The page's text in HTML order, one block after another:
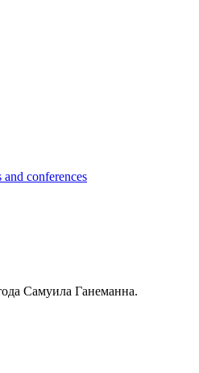
conferences
Самуила Ганеманна.